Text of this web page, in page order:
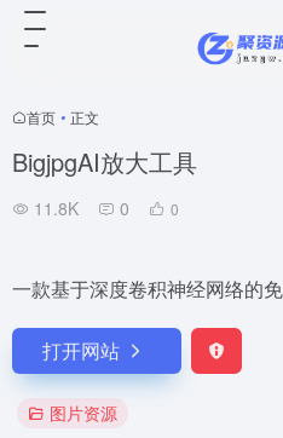
首页 • 正文
BigjpgAI放大工具
11.8K 0 0
一款基于深度卷积神经网络的
打开网站
图片资源